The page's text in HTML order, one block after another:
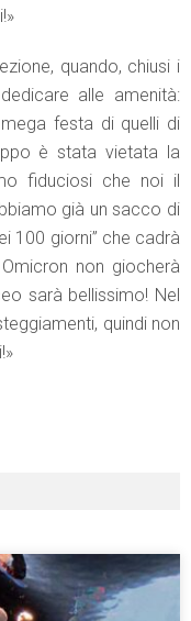
quando, chiusi i
alle amenità:
festa di quelli di
è stata vietata la
fiduciosi che noi il
già un sacco di
100 giorni” che cadrà
non giocherà
sarà bellissimo! Nel
quindi non